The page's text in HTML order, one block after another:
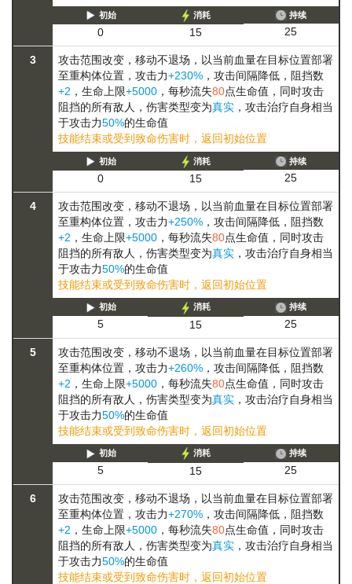
初始
0
消耗
15
持续
25
3 攻击范围改变， 移动不退场，以当前血量在目标位置部署
至重构体位置，攻击力+230% ，攻击间隔降低，阻挡数
+2 ，生命上限+5000 ，每秒流失80点生命值，同时攻击
阻挡的所有敌人，伤害类型变为真实 ，攻击治疗自身相当
于攻击力50%的生命值
技能结束或受到致命伤害时，返回初始位置
初始
0
消耗
15
持续
25
4 攻击范围改变， 移动不退场，以当前血量在目标位置部署
至重构体位置，攻击力+250% ，攻击间隔降低，阻挡数
+2 ，生命上限+5000 ，每秒流失80点生命值，同时攻击
阻挡的所有敌人，伤害类型变为真实 ，攻击治疗自身相当
于攻击力50%的生命值
技能结束或受到致命伤害时，返回初始位置
初始
5
消耗
15
持续
25
5 攻击范围改变， 移动不退场，以当前血量在目标位置部署
至重构体位置，攻击力+260% ，攻击间隔降低，阻挡数
+2 ，生命上限+5000 ，每秒流失80点生命值，同时攻击
阻挡的所有敌人，伤害类型变为真实 ，攻击治疗自身相当
于攻击力50%的生命值
技能结束或受到致命伤害时，返回初始位置
初始
5
消耗
15
持续
25
6 攻击范围改变， 移动不退场，以当前血量在目标位置部署
至重构体位置，攻击力+270% ，攻击间隔降低，阻挡数
+2 ，生命上限+5000 ，每秒流失80点生命值，同时攻击
阻挡的所有敌人，伤害类型变为真实 ，攻击治疗自身相当
于攻击力50%的生命值
技能结束或受到致命伤害时，返回初始位置